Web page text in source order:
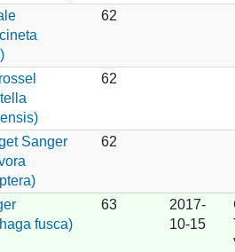
62
62
Sanger
62
fusca)
63
2017-
10-15